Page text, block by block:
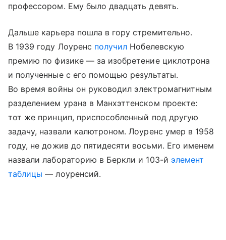
профессором. Ему было двадцать девять.
Дальше карьера пошла в гору стремительно.
В 1939 году Лоуренс получил Нобелевскую
премию по физике — за изобретение циклотрона
и полученные с его помощью результаты.
Во время войны он руководил электромагнитным
разделением урана в Манхэттенском проекте:
тот же принцип, приспособленный под другую
задачу, назвали калютроном. Лоуренс умер в 1958
году, не дожив до пятидесяти восьми. Его именем
назвали лабораторию в Беркли и 103-й элемент
таблицы — лоуренсий.